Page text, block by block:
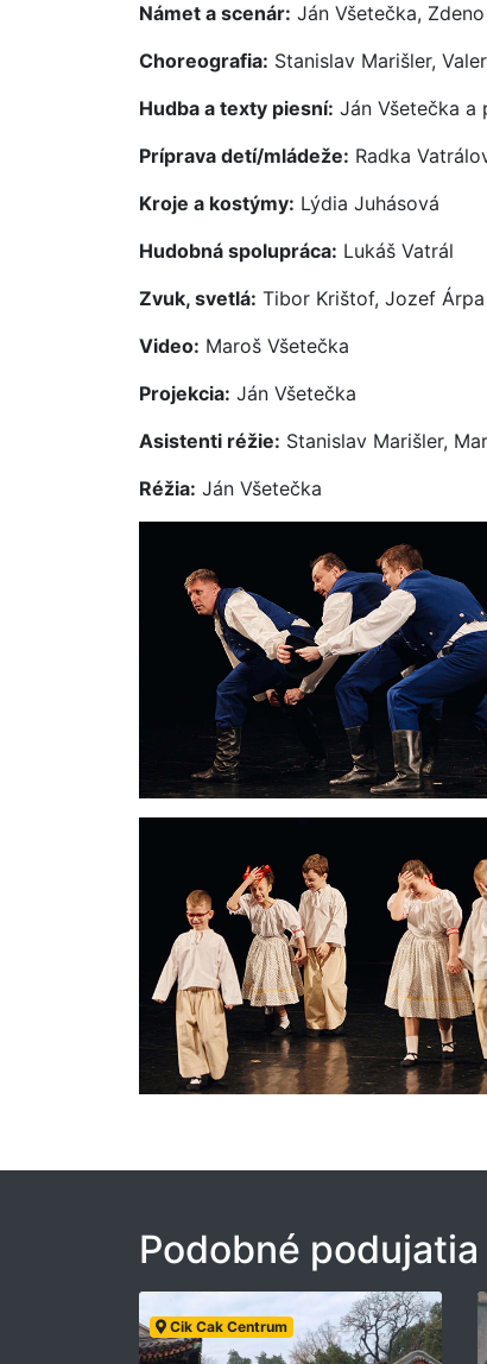
Námet a scenár: Ján Všetečka,
Choreografia: Stanislav Marišler,
Hudba a texty piesní: Ján Všetečka a
Príprava detí/mládeže: Radka
Kroje a kostýmy: Lýdia Juhásová
Hudobná spolupráca: Lukáš Vatrál
Zvuk, svetlá: Tibor Krištof, Jozef Árpa
Video: Maroš Všetečka
Projekcia: Ján Všetečka
Asistenti réžie: Stanislav Marišler,
Réžia: Ján Všetečka
Podobné podujatia
Cik Cak Centrum